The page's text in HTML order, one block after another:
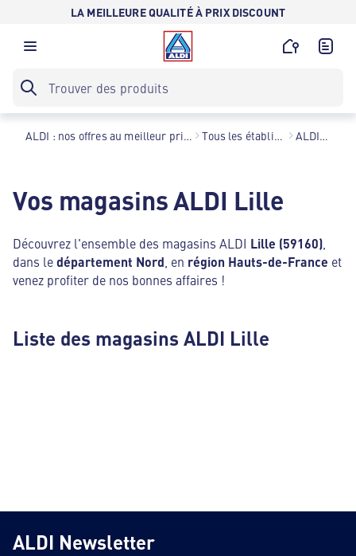
LA MEILLEURE QUALITÉ À PRIX DISCOUNT
ALDI : nos offres au meilleur prix toute l’année ! Tous les établissements ALDI Lille
Vos magasins ALDI Lille
Découvrez l'ensemble des magasins ALDI Lille (59160)
dans ledépartement Nord , en région Hauts-de-France et
venez profiter de nos bonnes affaires !
Liste des magasins ALDI Lille
ALDI Newsletter